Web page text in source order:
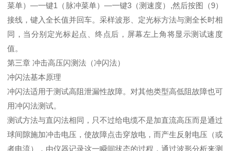
菜单）—一键1（脉冲菜单）—一键3（测速度）,然后按图（9）
接线，键入全长值并回车。采样波形、定光标方法与测全长时相
同，当分别定光标起点、终点后，屏幕左上角将显示测试速度
值。
第三章 冲击高压闪测法（冲闪法）
冲闪法基本原理
冲闪法适用于测试高阻泄漏性故障。对其他类型高低阻故障也可
用冲闪法测试。
测试方法与直闪法相同，只不过给电缆不是加直流高压而是通过
球间隙施加冲击电压，使故障点击穿放电，而产生反射电压（或
者电流），由仪器记录这一瞬间状态的过程，通过波形分析来测